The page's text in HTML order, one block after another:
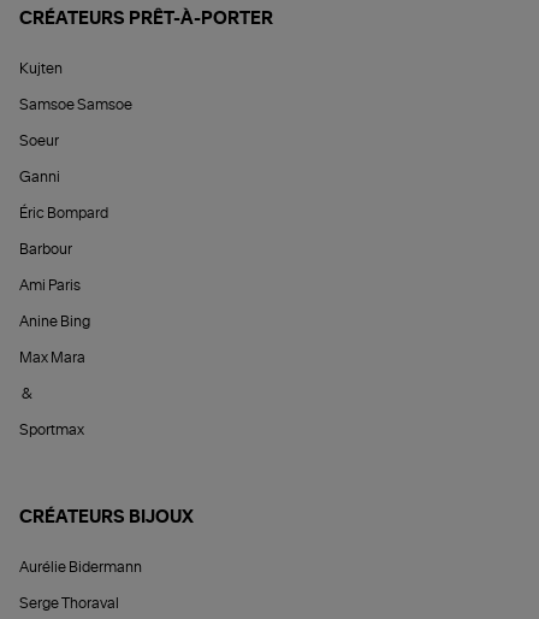
CRÉATEURS PRÊT-À-PORTER
Kujten
Samsoe Samsoe
Soeur
Ganni
Éric Bompard
Barbour
Ami Paris
Anine Bing
Max Mara
&
Sportmax
CRÉATEURS BIJOUX
Aurélie Bidermann
Serge Thoraval